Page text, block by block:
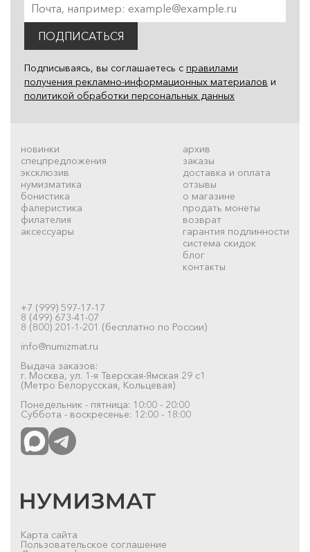
ПОДПИСАТЬСЯ
Подписываясь, вы соглашаетесь с правилами
получения рекламно-информационных материалов и
политикой обработки персональных данных
новинки
спецпредложения
эксклюзив
нумизматика
бонистика
фалеристика
филателия
аксессуары
архив
заказы
доставка и оплата
отзывы
о магазине
продать монеты
возврат
гарантия подлинности
система скидок
блог
контакты
+7 (999) 597-17-17
8 (499) 673-41-07
8 (800) 201-1-201 (бесплатно по России)
info@numizmat.ru
Выдача заказов:
г. Москва, ул. 1-я Тверская-Ямская 29 с1
(Метро Белорусская, Кольцевая)
Понедельник - пятница: 10:00 - 20:00
Суббота - воскресенье: 12:00 - 18:00
Карта сайта
Пользовательское соглашение